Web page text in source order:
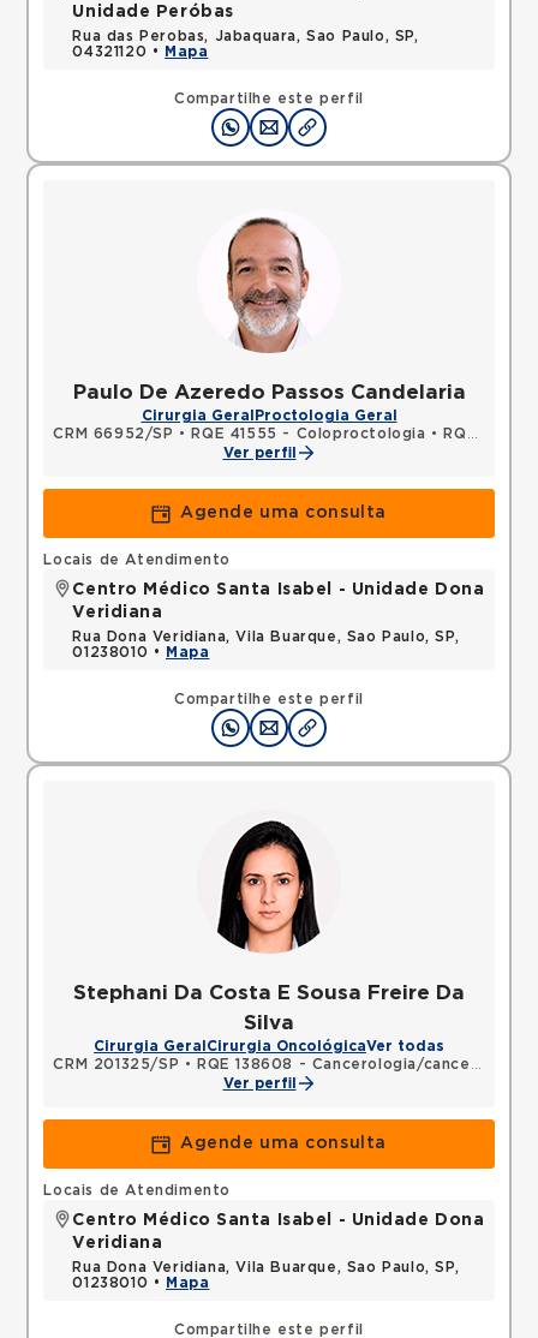
Compartilhe este perfil
Unidade Peróbas
Rua das Perobas, Jabaquara, Sao Paulo, SP,
04321120 •
Mapa
Paulo De Azeredo Passos Candelaria
Cirurgia Geral Proctologia Geral
CRM 66952/SP • RQE 41555 - Coloproctologia •
RQE 142287 - Cirurgia geral
Ver perfil
Agende uma consulta
Compartilhe este perfil
Locais de Atendimento
Centro Médico Santa Isabel - Unidade Dona
Veridiana
Rua Dona Veridiana, Vila Buarque, Sao Paulo, SP,
01238010 •
Mapa
Stephani Da Costa E Sousa Freire Da
Silva
Cirurgia Geral Cirurgia OncológicaVer todas
CRM 201325/SP •
RQE 138608 - Cancerologia/cancerologia cirúrgica
Ver perfil
Agende uma consulta
Compartilhe este perfil
Locais de Atendimento
Centro Médico Santa Isabel - Unidade Dona
Veridiana
Rua Dona Veridiana, Vila Buarque, Sao Paulo, SP,
01238010 •
Mapa